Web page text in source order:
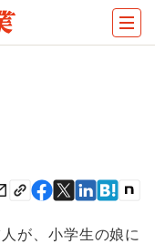
が、小学生の娘に